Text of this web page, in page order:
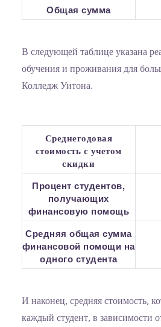
Общая сумма
В следующей таблице указана
обучения и проживания для
Колледж Уитона.
Среднегодовая
стоимость с учетом
скидки
Процент студентов,
получающих
финансовую помощь
Средняя общая сумма
финансовой помощи на
одного студента
И наконец, средняя стоимость,
каждый студент, в зависимости